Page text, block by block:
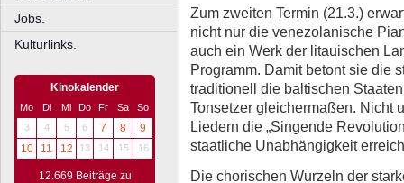
Jobs.
Kulturlinks.
Kinokalender
Mo Di Mi Do Fr Sa
So
3
4 5 6 7 8
9
10
11 12 13 14 15 16
12.669 Beiträge zu
Zum zweiten Termin (21.3.)
nicht nur die venezolanische
auch ein Werk der litauischen
Programm. Damit betont sie die
traditionell die baltischen
Tonsetzer gleichermaßen. Nicht
Liedern die „Singende
staatliche Unabhängigkeit
Die chorischen Wurzeln der